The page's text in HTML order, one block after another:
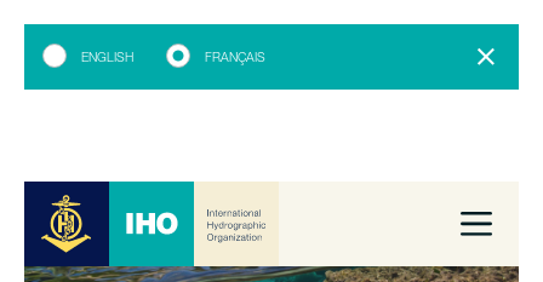
ENGLISH FRANÇAIS